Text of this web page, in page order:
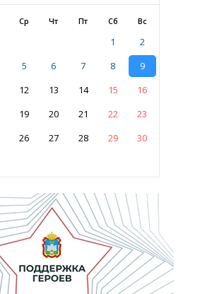
Ср Чт Пт Сб Вс
1
2
5 6 7 8
9
12 13 14 15
16
19 20 21 22
23
26 27 28 29
30